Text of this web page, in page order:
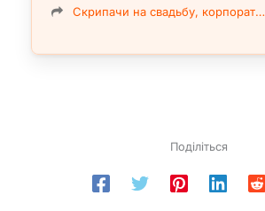
Скрипачи на свадьбу, корпорат…
Поділіться